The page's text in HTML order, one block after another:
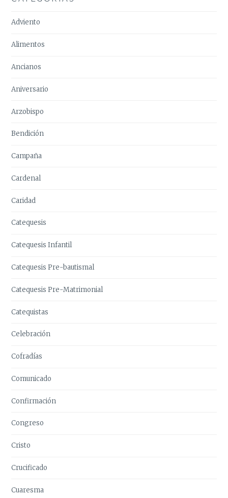
Adviento
Alimentos
Ancianos
Aniversario
Arzobispo
Bendición
Campaña
Cardenal
Caridad
Catequesis
Catequesis Infantil
Catequesis Pre-bautismal
Catequesis Pre-Matrimonial
Catequistas
Celebración
Cofradías
Comunicado
Confirmación
Congreso
Cristo
Crucificado
Cuaresma